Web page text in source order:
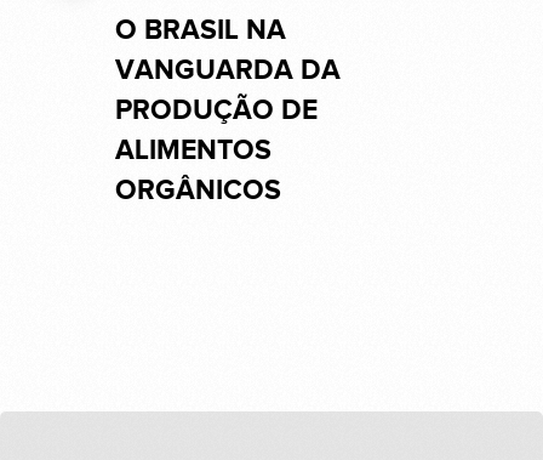
O BRASIL NA
VANGUARDA DA
PRODUÇÃO DE
ALIMENTOS
ORGÂNICOS